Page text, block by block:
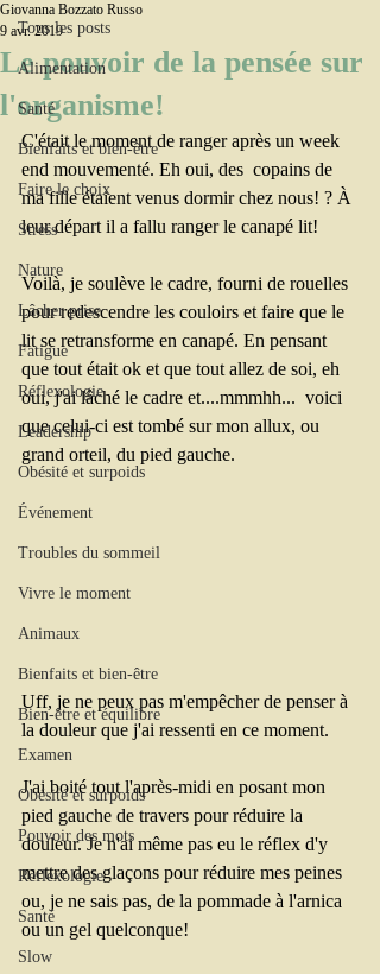
Tous les posts
Alimentation
Santé
Bienfaits et bien-être
Faire le choix
Stress
Nature
Lâcher prise
Fatigue
Réflexologie
Leadership
Obésité et surpoids
Événement
Troubles du sommeil
Vivre le moment
Animaux
Bienfaits et bien-être
Bien-être et équilibre
Examen
Obésité et surpoids
Pouvoir des mots
Réflexologie
Santé
Slow
Le pouvoir de la pensée sur
l'organisme!
Giovanna Bozzato Russo
9 avr. 2019
C'était le moment de ranger après un week
end mouvementé. Eh oui, des  copains de
ma fille étaient venus dormir chez nous! ? À
leur départ il a fallu ranger le canapé lit!
Voilà, je soulève le cadre, fourni de rouelles
pour redescendre les couloirs et faire que le
lit se retransforme en canapé. En pensant
que tout était ok et que tout allez de soi, eh
oui, j'ai lâché le cadre et....mmmhh...  voici
que celui-ci est tombé sur mon allux, ou
grand orteil, du pied gauche.
Uff, je ne peux pas m'empêcher de penser à
la douleur que j'ai ressenti en ce moment.
J'ai boité tout l'après-midi en posant mon
pied gauche de travers pour réduire la
douleur. Je n'ai même pas eu le réflex d'y
mettre des glaçons pour réduire mes peines
ou, je ne sais pas, de la pommade à l'arnica
ou un gel quelconque!